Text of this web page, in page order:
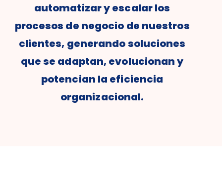
automatizar y escalar los
procesos de negocio de nuestros
clientes, generando soluciones
que se adaptan, evolucionan y
potencian la eficiencia
organizacional.